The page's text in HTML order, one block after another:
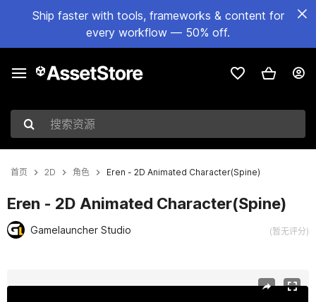
Ship faster with tools, frameworks & content for
every workflow — 50% off.
搜索资源
首页 2D 角色 Eren - 2D Animated Character(Spine)
Eren - 2D Animated Character(Spine)
Gamelauncher Studio (暂无评分)